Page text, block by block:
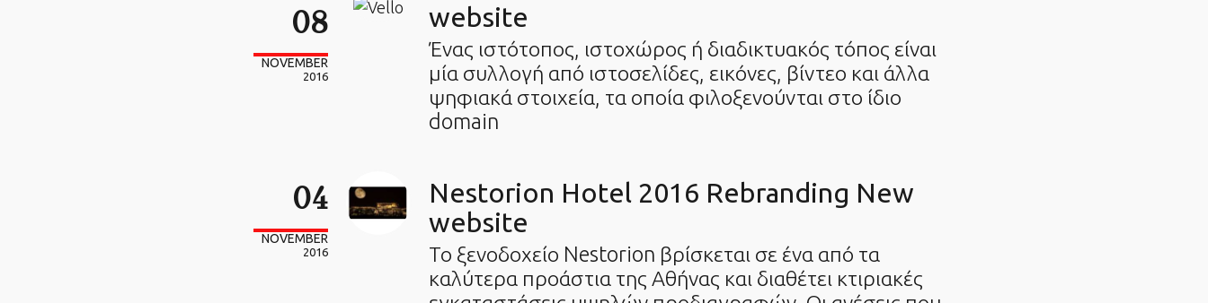
08
NOVEMBER
2016
website
Ένας ιστότοπος, ιστοχώρος ή διαδικτυακός τόπος είναι
μία συλλογή από ιστοσελίδες, εικόνες, βίντεο και άλλα
ψηφιακά στοιχεία, τα οποία φιλοξενούνται στο ίδιο
domain
04
NOVEMBER
2016
Nestorion Hotel 2016 Rebranding New
website
Το ξενοδοχείο Nestorion βρίσκεται σε ένα από τα
καλύτερα προάστια της Αθήνας και διαθέτει κτιριακές